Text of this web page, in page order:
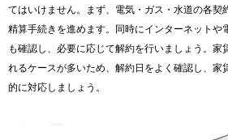
てはいけません。まず、電気・ガス・ 水道の各契
精算手続きを進めます。
同時にインターネットや
も確認し、 必要に応じて解約を行いましょう。 家
れるケースが多いため、 解約日をよく確認し、 家
的に対応しましょう。